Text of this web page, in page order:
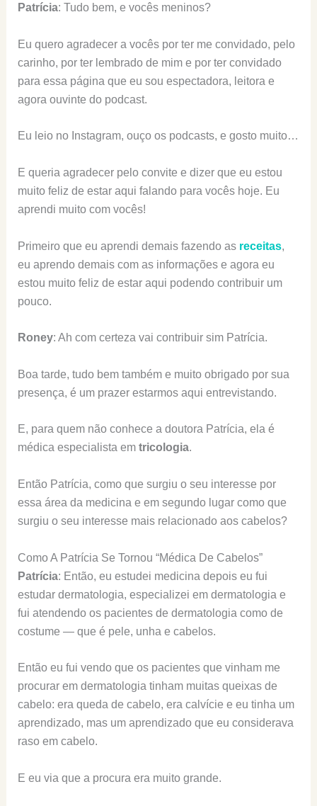
Patrícia: Tudo bem, e vocês meninos?
Eu quero agradecer a vocês por ter me convidado, pelo
carinho, por ter lembrado de mim e por ter convidado
para essa página que eu sou espectadora, leitora e
agora ouvinte do podcast.
Eu leio no Instagram, ouço os podcasts, e gosto muito…
E queria agradecer pelo convite e dizer que eu estou
muito feliz de estar aqui falando para vocês hoje. Eu
aprendi muito com vocês!
Primeiro que eu aprendi demais fazendo as receitas,
eu aprendo demais com as informações e agora eu
estou muito feliz de estar aqui podendo contribuir um
pouco.
Roney: Ah com certeza vai contribuir sim Patrícia.
Boa tarde, tudo bem também e muito obrigado por sua
presença, é um prazer estarmos aqui entrevistando.
E, para quem não conhece a doutora Patrícia, ela é
médica especialista em tricologia.
Então Patrícia, como que surgiu o seu interesse por
essa área da medicina e em segundo lugar como que
surgiu o seu interesse mais relacionado aos cabelos?
Como A Patrícia Se Tornou “Médica De Cabelos”
Patrícia: Então, eu estudei medicina depois eu fui
estudar dermatologia, especializei em dermatologia e
fui atendendo os pacientes de dermatologia como de
costume — que é pele, unha e cabelos.
Então eu fui vendo que os pacientes que vinham me
procurar em dermatologia tinham muitas queixas de
cabelo: era queda de cabelo, era calvície e eu tinha um
aprendizado, mas um aprendizado que eu considerava
raso em cabelo.
E eu via que a procura era muito grande.